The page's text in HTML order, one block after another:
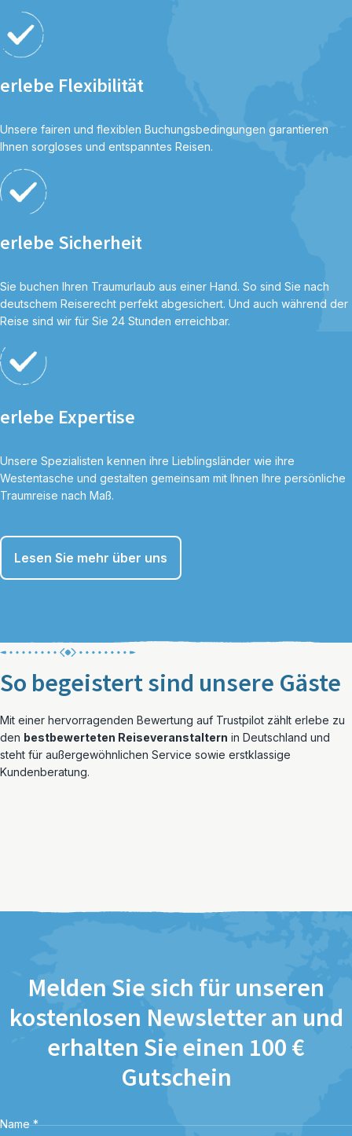
erlebe Flexibilität
Unsere fairen und flexiblen Buchungsbedingungen garantieren
Ihnen sorgloses und entspanntes Reisen.
erlebe Sicherheit
Sie buchen Ihren Traumurlaub aus einer Hand. So sind Sie nach
deutschem Reiserecht perfekt abgesichert. Und auch während der
Reise sind wir für Sie 24 Stunden erreichbar.
erlebe Expertise
Unsere Spezialisten kennen ihre Lieblingsländer wie ihre
Westentasche und gestalten gemeinsam mit Ihnen Ihre persönliche
Traumreise nach Maß.
Lesen Sie mehr über uns
So begeistert sind unsere Gäste
Mit einer hervorragenden Bewertung auf Trustpilot zählt erlebe zu
den bestbewerteten Reiseveranstaltern in Deutschland und
steht für außergewöhnlichen Service sowie erstklassige
Kundenberatung.
Melden Sie sich für unseren
kostenlosen Newsletter an und
erhalten Sie einen 100 €
Gutschein
Name *